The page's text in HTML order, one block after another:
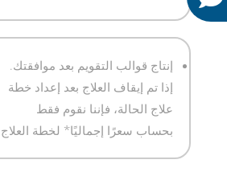
إنتاج قوالب التقويم بعد موافقتك.
إذا تم إيقاف العلاج بعد إعداد خطة
علاج الحالة، فإننا نقوم فقط
بحساب سعرًا إجماليًا* لخطة العلاج